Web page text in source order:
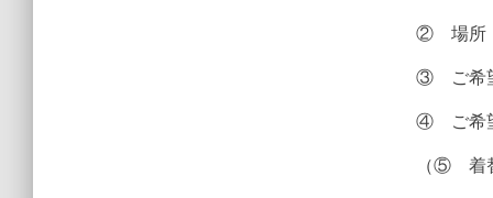
② 場所
③ ご希
④ ご希望
（⑤ 着